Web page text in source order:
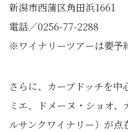
新潟市西蒲区角田浜1661
電話／0256-77-2288
※ワイナリーツアーは要予
さらに、カーブドッチを
ミエ、ドメーヌ・ショオ、
ルサンクワイナリー）が点